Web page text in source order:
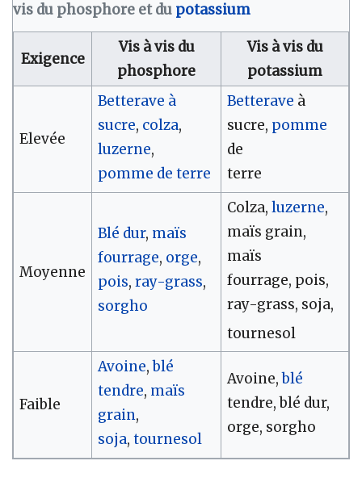
vis du phosphore et du potassium
Exigence
Vis à vis du
phosphore
Vis à vis du
potassium
Elevée
Betterave à
sucre, colza,
luzerne,
pomme de terre
Betterave à
sucre, pomme
de
terre
Moyenne
Blé dur, maïs
fourrage, orge,
pois, ray-grass,
sorgho
Colza, luzerne,
maïs grain,
maïs
fourrage, pois,
ray-grass, soja,
tournesol
Faible
Avoine,blé
tendre, maïs
grain,
soja, tournesol
Avoine,blé
tendre, blé dur,
orge, sorgho